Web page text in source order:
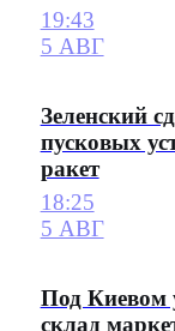
19:43
5 АВГ
Зеленский
пусковых
ракет
18:25
5 АВГ
Под Киевом
склад